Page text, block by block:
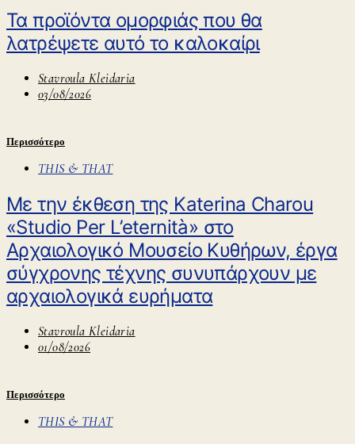
Τα προϊόντα ομορφιάς που θα
λατρέψετε αυτό το καλοκαίρι
Stavroula Kleidaria
03/08/2026
Περισσότερο
THIS & THAT
Με την έκθεση της Katerina Charou
«Studio Per L’eternità» στο
Αρχαιολογικό Μουσείο Κυθήρων, έργα
σύγχρονης τέχνης συνυπάρχουν με
αρχαιολογικά ευρήματα
Stavroula Kleidaria
01/08/2026
Περισσότερο
THIS & THAT